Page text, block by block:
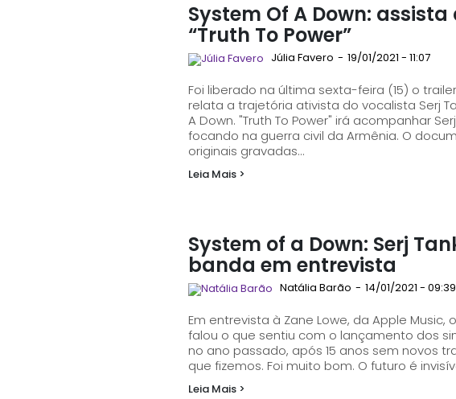
System Of A Down:
“Truth To Power”
Júlia Favero - 19/01/2021 - 11:07
Foi liberado na última sexta-feira (15) o
relata a trajetória ativista do vocalista Serj
A Down. "Truth To Power" irá acompanhar Serj Tankian em sua luta pelos direitos humanos,
focando na guerra civil da Armênia. O
originais gravadas...
Leia Mais >
System of a Down: Serj
banda em entrevista
Natália Barão - 14/01/2021 - 09:39
Em entrevista à Zane Lowe, da Apple Music,
falou o que sentiu com o lançamento dos
no ano passado, após 15 anos sem novos trabalhos da banda.
que fizemos. Foi muito bom. O futuro é
Leia Mais >